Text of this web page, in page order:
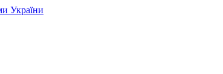
України